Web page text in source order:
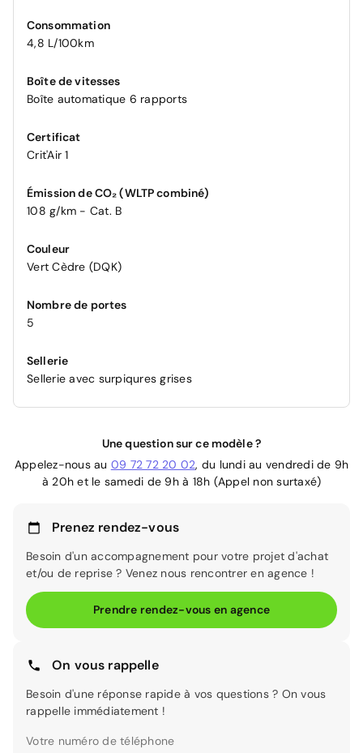
Consommation
4,8 L/100km
Boîte de vitesses
Boîte automatique 6 rapports
Certificat
Crit'Air 1
Émission de CO₂ (WLTP combiné)
108 g/km - Cat. B
Couleur
Vert Cèdre (DQK)
Nombre de portes
5
Sellerie
Sellerie avec surpiqures grises
Une question sur ce modèle ?
Appelez-nous au 09 72 72 20 02, du lundi au vendredi de 9h
à 20h et le samedi de 9h à 18h (Appel non surtaxé)
Prenez rendez-vous
Besoin d'un accompagnement pour votre projet d'achat
et/ou de reprise ? Venez nous rencontrer en agence !
Prendre rendez-vous en agence
On vous rappelle
Besoin d'une réponse rapide à vos questions ? On vous
rappelle immédiatement !
Votre numéro de téléphone